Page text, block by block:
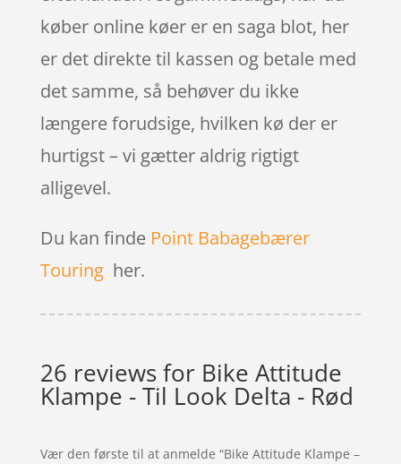
køber online køer er en saga blot, her
er det direkte til kassen og betale med
det samme, så behøver du ikke
længere forudsige, hvilken kø der er
hurtigst – vi gætter aldrig rigtigt
alligevel.
Du kan finde Point Babagebærer
Touringher.
26 reviews for Bike Attitude
Klampe - Til Look Delta - Rød
Vær den første til at anmelde “Bike Attitude Klampe –